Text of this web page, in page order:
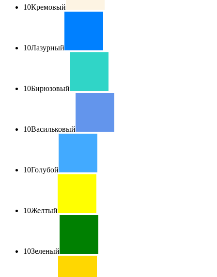
10Кремовый
10Лазурный
10Бирюзовый
10Васильковый
10Голубой
10Желтый
10Зеленый